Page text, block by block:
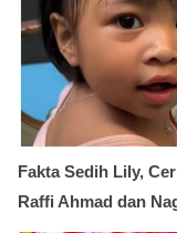
Fakta Sedih Lily,
Raffi Ahmad dan